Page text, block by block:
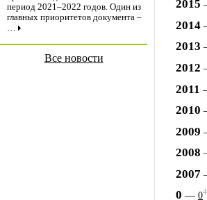
период 2021–2022 годов. Один из
главных приоритетов документа –
…
Все новости
2015
2014
2013
2012
2011
2010
2009
2008
2007
0 — 04